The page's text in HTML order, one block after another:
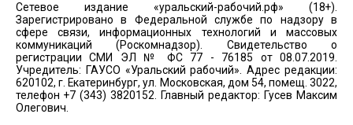
Сетевое издание «уральский-рабочий.рф» (18+).
Зарегистрировано в Федеральной службе по надзору в
сфере связи, информационных технологий и массовых
коммуникаций (Роскомнадзор). Свидетельство о
регистрации СМИ ЭЛ № ФС 77 - 76185 от 08.07.2019.
Учредитель: ГАУСО «Уральский рабочий». Адрес редакции:
620102, г. Екатеринбург, ул. Московская, дом 54, помещ. 3022,
телефон +7 (343) 3820152. Главный редактор: Гусев Максим
Олегович.